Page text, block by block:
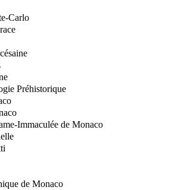
Carlo
Préhistorique
Immaculée de Monaco
de Monaco